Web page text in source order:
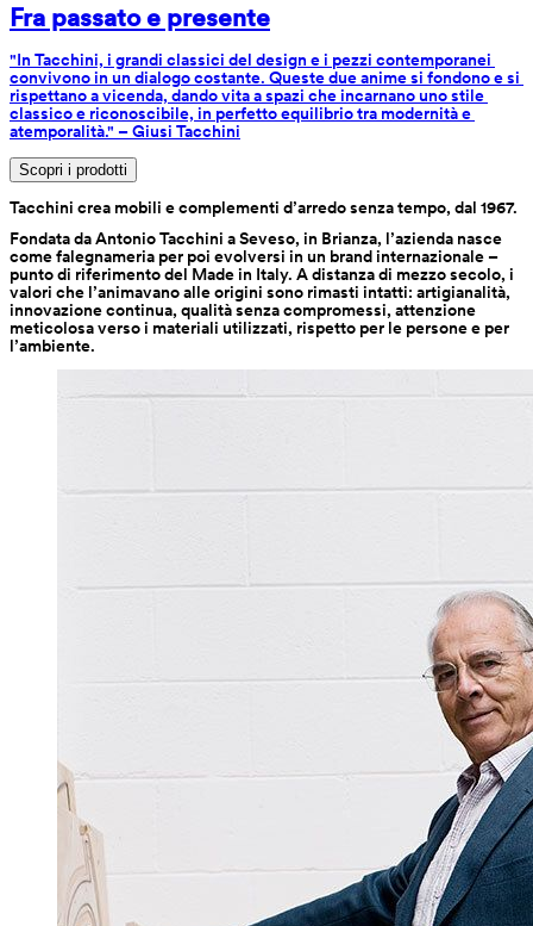
Fra passato e presente
"In Tacchini, i grandi classici del design e i pezzi contemporanei
convivono in un dialogo costante. Queste due anime si fondono e si
rispettano a vicenda, dando vita a spazi che incarnano uno stile
classico e riconoscibile, in perfetto equilibrio tra modernità e
atemporalità." – Giusi Tacchini
Scopri i prodotti
Tacchini crea mobili e complementi d’arredo senza tempo, dal 1967.
Fondata da Antonio Tacchini a Seveso, in Brianza, l’azienda nasce
come falegnameria per poi evolversi in un brand internazionale –
punto di riferimento del Made in Italy. A distanza di mezzo secolo, i
valori che l’animavano alle origini sono rimasti intatti: artigianalità,
innovazione continua, qualità senza compromessi, attenzione
meticolosa verso i materiali utilizzati, rispetto per le persone e per
l’ambiente.